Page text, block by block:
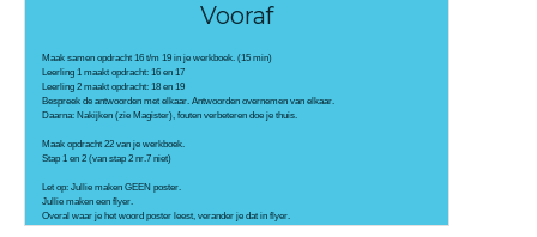
Vooraf
Maak samen opdracht 16 t/m 19 in je werkboek. (15 min)
Leerling 1 maakt opdracht: 16 en 17
Leerling 2 maakt opdracht: 18 en 19
Bespreek de antwoorden met elkaar. Antwoorden overnemen van elkaar.
Daarna: Nakijken (zie Magister), fouten verbeteren doe je thuis.
Maak opdracht 22 van je werkboek.
Stap 1 en 2 (van stap 2 nr.7 niet)
Let op: Jullie maken GEEN poster.
Jullie maken een flyer.
Overal waar je het woord poster leest, verander je dat in flyer.